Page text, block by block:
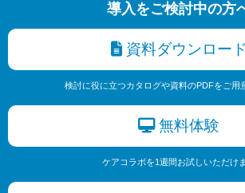
導入をご検討中の方
資料ダウンロード
検討に役に立つカタログや資料のPDFをご用
無料体験
ケアコラボを1週間お試しいただけ